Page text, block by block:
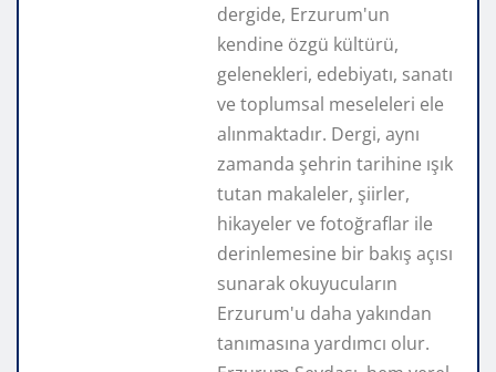
dergide, Erzurum'un
kendine özgü kültürü,
gelenekleri, edebiyatı, sanatı
ve toplumsal meseleleri ele
alınmaktadır. Dergi, aynı
zamanda şehrin tarihine ışık
tutan makaleler, şiirler,
hikayeler ve fotoğraflar ile
derinlemesine bir bakış açısı
sunarak okuyucuların
Erzurum'u daha yakından
tanımasına yardımcı olur.